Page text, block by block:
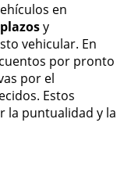
en
plazosy
vehicular. En
por pronto
por el
Estos
la puntualidad y la